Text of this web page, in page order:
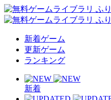
新着ゲーム
更新ゲーム
ランキング
新着